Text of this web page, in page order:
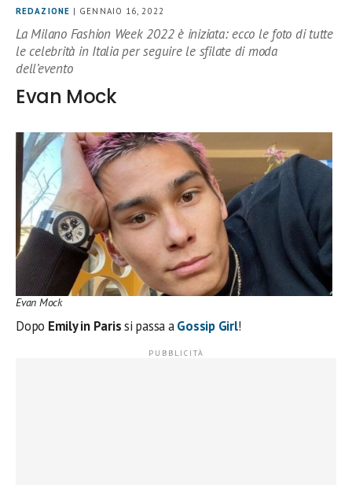
REDAZIONE | GENNAIO 16, 2022
La Milano Fashion Week 2022 è iniziata: ecco le foto di tutte
le celebrità in Italia per seguire le sfilate di moda
dell’evento
Evan Mock
Evan Mock
Dopo Emily in Parissi passa aGossip Girl!